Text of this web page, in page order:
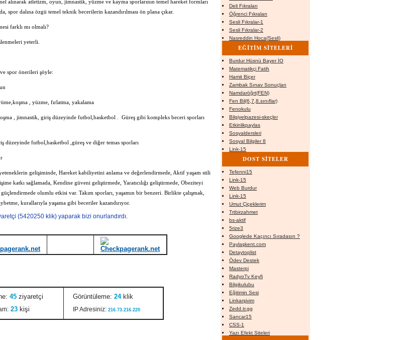
alınarak atletizm, oyun, jimnastik, yüzme ve kayma sporlarının temel hareket formları
spor dalına özgü temel teknik becerilerin kazandırılması ön plana çıkar.
farklı mı olmalı?
yeterli.
spor önerileri şöyle:
, yüzme, fırlatma, yakalama
, jimnastik, giriş düzeyinde futbol,basketbol . Güreş gibi kompleks beceri sporları
düzeyinde futbol,basketbol ,güreş ve diğer temas sporları
gelişiminde, Hareket kabiliyetini anlama ve değerlendirmede, Aktif yaşam stili
katkı sağlamada, Kendine güveni geliştirmede, Yaratıcılığı geliştirmede, Obeziteyi
güçlendirmede olumlu etkisi var. Takım sporları, yaşamın bir benzeri. Birlikte çalışmak,
kurallarıyla yaşama gibi beceriler kazandırıyor.
(5420250 klik) yaparak bizi onurlandırdı.
45ziyaretçi
23 kişi
Görüntüleme: 24 klik
IP Adresiniz: 216.73.216.220
Deli Fıkraları
Öğrenci Fıkraları
Sesli Fıkralar-1
Sesli Fıkralar-2
Nasreddin Hoca(Sesli)
EĞİTİM SİTELERİ
Burdur Hüsnü Bayer İO
Matematikçi Fatih
Hamit Biçer
Zambak Sınav Sonuçları
Namdaröğrt(FEN)
Fen Bil(6,7,8.sınıflar)
Fenokulu
Bilgiyelpazesi-skeçler
Etkinlikpaylas
Sosyaldersleri
Sosyal Bilgiler 8
Link-15
DOST SİTELER
Tefenni15
Link-15
Web Burdur
Link-15
Umut Çiçeklerim
Trtbirzahmet
bs-aktif
5rize3
Googlede Kaçıncı Sıradasın ?
Paylaşkent.com
Detaytoplist
Ödev Destek
Masterpi
RadyoTv Keyfi
Bilgikulubu
Eğitimin Sesi
Linkarşivim
Zedd.tr.gg
Sancar15
CSS-1
Yazı Efekt Siteleri